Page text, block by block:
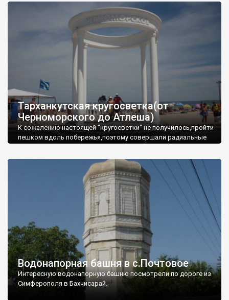
Тарханкутская кругосветка(от
Черноморского до Атлеша)
К сожалению настоящей "кругосветки" не получилось,пройти
пешком вдоль побережья,поэтому совершали радиальные
Водонапорная башня в с.Почтовое
Интересную водонапорную башню посмотрели по дороге из
Симферополя в Бахчисарай.